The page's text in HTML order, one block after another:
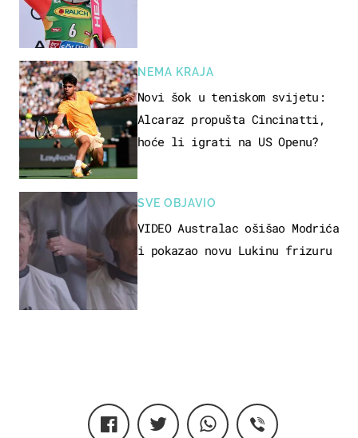
NEMA KRAJA
Novi šok u teniskom svijetu:
Alcaraz propušta Cincinatti,
hoće li igrati na US Openu?
SVE OBJAVIO
VIDEO Australac ošišao Modrića
i pokazao novu Lukinu frizuru